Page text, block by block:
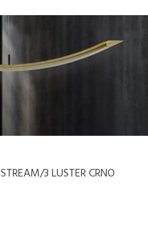
STREAM/3 LUSTER CRNO